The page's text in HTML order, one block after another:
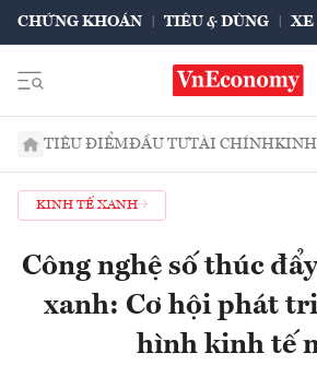
CHỨNG KHOÁN TIÊU & DÙNG XE
TIÊU ĐIỂMĐẦU TƯTÀI CHÍNHKINH
KINH TẾ XANH
Công nghệ số thúc
xanh: Cơ hội phát
hình kinh tế